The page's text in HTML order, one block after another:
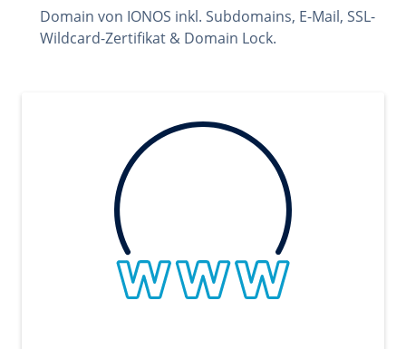
Domain von IONOS inkl. Subdomains, E-Mail, SSL-
Wildcard-Zertifikat & Domain Lock.